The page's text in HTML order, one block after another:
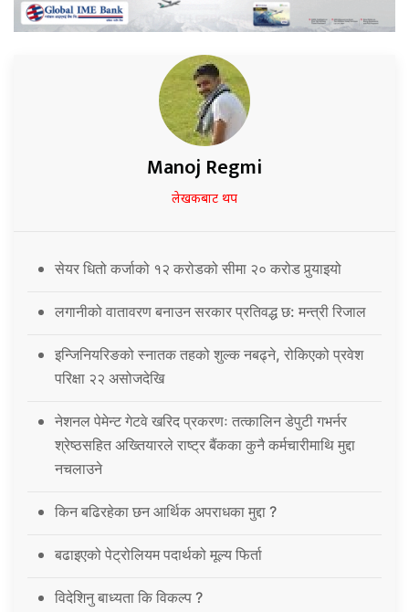
Manoj Regmi
लेखकबाट थप
सेयर धितो कर्जाको १२ करोडको सीमा २० करोड पुर्‍याइयो
लगानीको वातावरण बनाउन सरकार प्रतिवद्ध छ: मन्त्री रिजाल
इन्जिनियरिङको स्नातक तहको शुल्क नबढ्ने, रोकिएको प्रवेश
परिक्षा २२ असोजदेखि
नेशनल पेमेन्ट गेटवे खरिद प्रकरणः तत्कालिन डेपुटी गभर्नर
श्रेष्ठसहित अख्तियारले राष्ट्र बैंकका कुनै कर्मचारीमाथि मुद्दा
नचलाउने
किन बढिरहेका छन आर्थिक अपराधका मुद्दा ?
बढाइएको पेट्रोलियम पदार्थको मूल्य फिर्ता
विदेशिनु बाध्यता कि विकल्प ?